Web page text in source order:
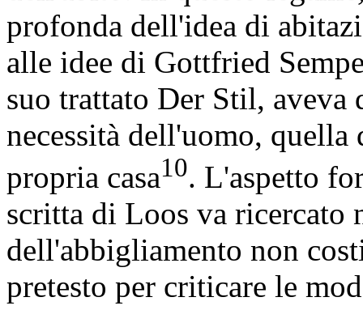
profonda dell'idea di
alle idee di Gottfried
suo trattato Der Stil, aveva
necessità dell'uomo,
propria casa10. L'aspetto
scritta di Loos va ricercato
dell'abbigliamento non
pretesto per criticare le